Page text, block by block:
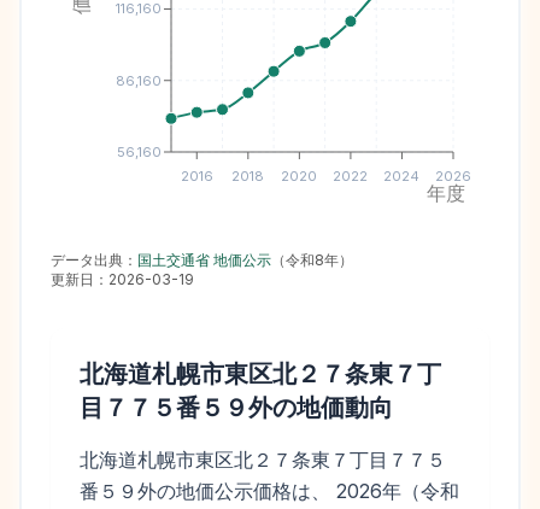
2016 2018 2020 2022 2024 2026
年度
56,160
86,160
116,160
データ出典： 国土交通省 地価公示 （令和8年）
更新日： 2026-03-19
北海道札幌市東区北２７条東７丁
目７７５番５９外の地価動向
北海道札幌市東区北２７条東７丁目７７５
番５９外の地価公示価格は、 2026年（令和